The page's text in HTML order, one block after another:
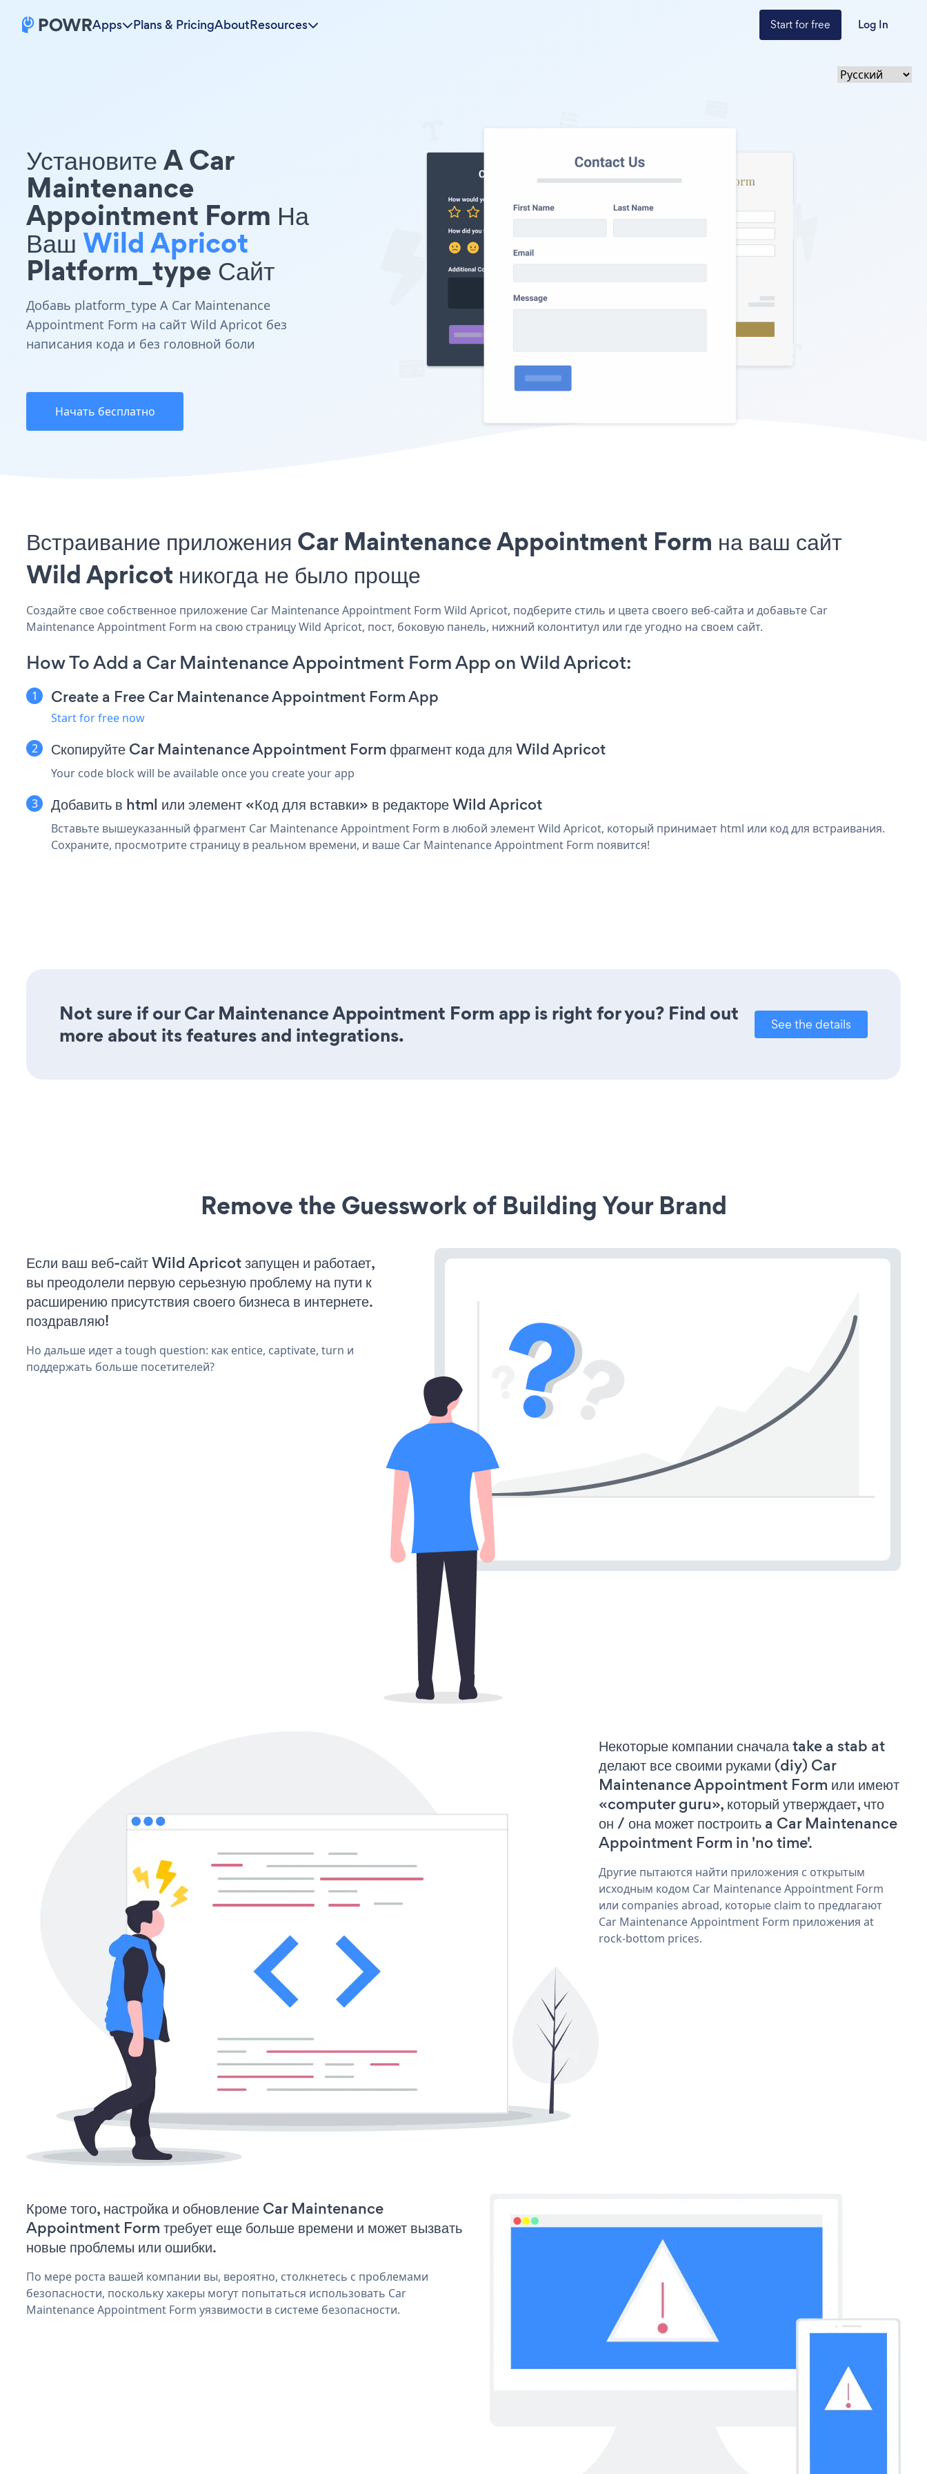
Apps Plans & PricingAboutResources Start for free Log In
Установите A Car
Maintenance
Appointment Form На
ВашWild Apricot
Platform_type Сайт
Добавь platform_type A Car Maintenance
Appointment Form на сайт Wild Apricot без
написания кода и без головной боли
Начать бесплатно
Встраивание приложения Car Maintenance Appointment Form на ваш сайт
Wild Apricot никогда не было проще
Создайте свое собственное приложение Car Maintenance Appointment Form Wild Apricot, подберите стиль и цвета своего веб-сайта и добавьте Car
Maintenance Appointment Form на свою страницу Wild Apricot, пост, боковую панель, нижний колонтитул или где угодно на своем сайт.
How To Add a Car Maintenance Appointment Form App on Wild Apricot:
Create a Free Car Maintenance Appointment Form App
Start for free now
Скопируйте Car Maintenance Appointment Form фрагмент кода для Wild Apricot
Your code block will be available once you create your app
Добавить в html или элемент «Код для вставки» в редакторе Wild Apricot
Вставьте вышеуказанный фрагмент Car Maintenance Appointment Form в любой элемент Wild Apricot, который принимает html или код для встраивания.
Сохраните, просмотрите страницу в реальном времени, и ваше Car Maintenance Appointment Form появится!
Not sure if our Car Maintenance Appointment Form app is right for you? Find out
more about its features and integrations.
See the details
Remove the Guesswork of Building Your Brand
Если ваш веб-сайт Wild Apricot запущен и работает,
вы преодолели первую серьезную проблему на пути к
расширению присутствия своего бизнеса в интернете.
поздравляю!
Но дальше идет a tough question: как entice, captivate, turn и
поддержать больше посетителей?
Некоторые компании сначала take a stab at
делают все своими руками (diy) Car
Maintenance Appointment Form или имеют
«computer guru», который утверждает, что
он / она может построить a Car Maintenance
Appointment Form in 'no time'.
Другие пытаются найти приложения с открытым
исходным кодом Car Maintenance Appointment Form
или companies abroad, которые claim to предлагают
Car Maintenance Appointment Form приложения at
rock-bottom prices.
Кроме того, настройка и обновление Car Maintenance
Appointment Form требует еще больше времени и может вызвать
новые проблемы или ошибки.
По мере роста вашей компании вы, вероятно, столкнетесь с проблемами
безопасности, поскольку хакеры могут попытаться использовать Car
Maintenance Appointment Form уязвимости в системе безопасности.